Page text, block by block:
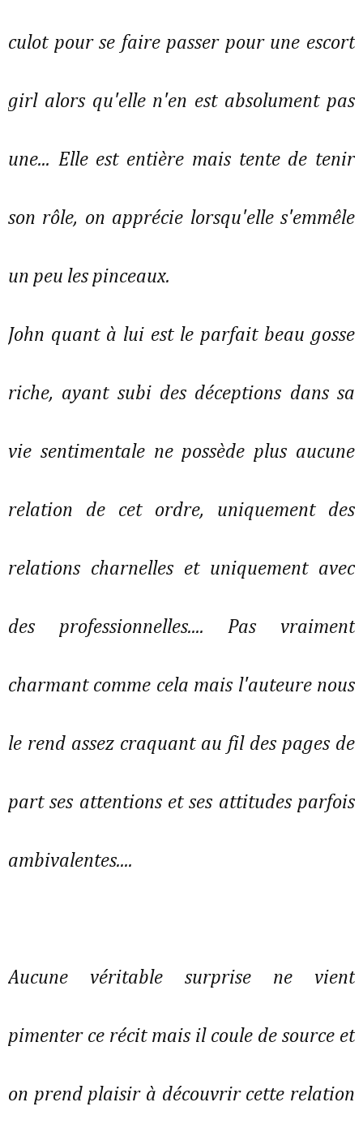
culot pour se faire passer pour une escort
girl alors qu'elle n'en est absolument pas
une... Elle est entière mais tente de tenir
son rôle, on apprécie lorsqu'elle s'emmêle
un peu les pinceaux.
John quant à lui est le parfait beau gosse
riche, ayant subi des déceptions dans sa
vie sentimentale ne possède plus aucune
relation de cet ordre, uniquement des
relations charnelles et uniquement avec
des professionnelles.... Pas vraiment
charmant comme cela mais l'auteure nous
le rend assez craquant au fil des pages de
part ses attentions et ses attitudes parfois
ambivalentes....
Aucune véritable surprise ne vient
pimenter ce récit mais il coule de source et
on prend plaisir à découvrir cette relation